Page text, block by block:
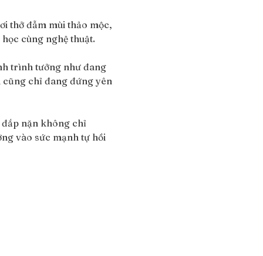
thở đẫm mùi thảo mộc,
cùng nghệ thuật.
trình tưởng như đang
cũng chỉ đang đứng yên
nặn không chỉ
vào sức mạnh tự hồi